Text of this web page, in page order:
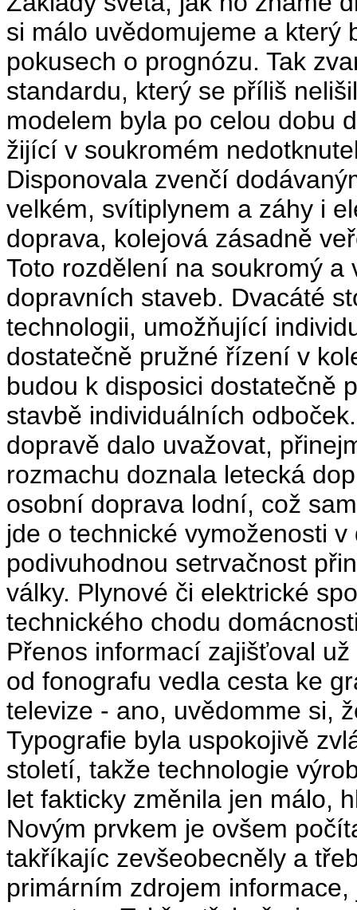
si málo uvědomujeme a který
pokusech o prognózu. Tak
standardu, který se příliš
modelem byla po celou dobu
žijící v soukromém
Disponovala zvenčí
velkém, svítiplynem a záhy i
doprava, kolejová zásadně
Toto rozdělení na soukromý
dopravních staveb. Dvacáté
technologii, umožňující
dostatečně pružné řízení v
budou k disposici dostatečně
stavbě individuálních
dopravě dalo uvažovat,
rozmachu doznala letecká
osobní doprava lodní, což
jde o technické vymoženosti
podivuhodnou setrvačnost
války. Plynové či elektrické
technického chodu
Přenos informací zajišťoval
od fonografu vedla cesta ke
televize - ano, uvědomme si,
Typografie byla uspokojivě
století, takže technologie
let fakticky změnila jen málo,
Novým prvkem je ovšem
takříkajíc zevšeobecněly a
primárním zdrojem